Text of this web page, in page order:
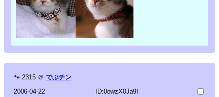
🐾 2315 ＠ でぶチン
2006-04-22
ID:0owzX0Ja9I